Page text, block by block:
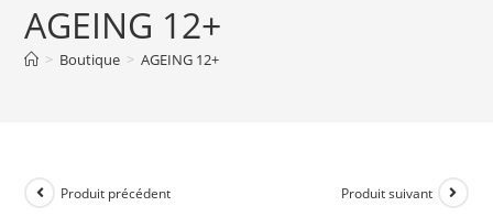
AGEING 12+
> Boutique > AGEING 12+
Produit précédent Produit suivant